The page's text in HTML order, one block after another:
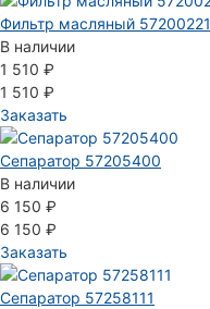
Фильтр масляный 57200221
В наличии
1 510 ₽
1 510 ₽
Заказать
Сепаратор 57205400
В наличии
6 150 ₽
6 150 ₽
Заказать
Сепаратор 57258111